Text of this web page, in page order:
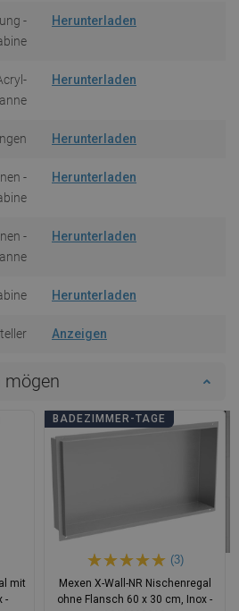
-
Herunterladen
Herunterladen
Herunterladen
-
Herunterladen
-
Herunterladen
Herunterladen
Anzeigen
mögen
mit
-
BADEZIMMER-TAGE
(3)
Mexen X-Wall-NR Nischenregal
ohne Flansch 60 x 30 cm, Inox -